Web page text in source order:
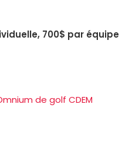
700$ par équipe
de golf CDEM